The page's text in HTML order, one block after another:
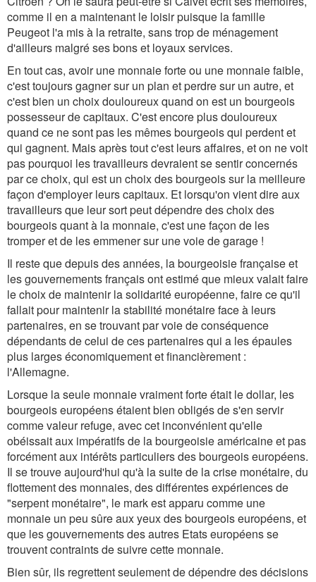
comme il en a maintenant le loisir puisque la famille
Peugeot l'a mis à la retraite, sans trop de ménagement
d'ailleurs malgré ses bons et loyaux services.
En tout cas, avoir une monnaie forte ou une monnaie faible,
c'est toujours gagner sur un plan et perdre sur un autre, et
c'est bien un choix douloureux quand on est un bourgeois
possesseur de capitaux. C'est encore plus douloureux
quand ce ne sont pas les mêmes bourgeois qui perdent et
qui gagnent. Mais après tout c'est leurs affaires, et on ne voit
pas pourquoi les travailleurs devraient se sentir concernés
par ce choix, qui est un choix des bourgeois sur la meilleure
façon d'employer leurs capitaux. Et lorsqu'on vient dire aux
travailleurs que leur sort peut dépendre des choix des
bourgeois quant à la monnaie, c'est une façon de les
tromper et de les emmener sur une voie de garage !
Il reste que depuis des années, la bourgeoisie française et
les gouvernements français ont estimé que mieux valait faire
le choix de maintenir la solidarité européenne, faire ce qu'il
fallait pour maintenir la stabilité monétaire face à leurs
partenaires, en se trouvant par voie de conséquence
dépendants de celui de ces partenaires qui a les épaules
plus larges économiquement et financièrement :
l'Allemagne.
Lorsque la seule monnaie vraiment forte était le dollar, les
bourgeois européens étaient bien obligés de s'en servir
comme valeur refuge, avec cet inconvénient qu'elle
obéissait aux impératifs de la bourgeoisie américaine et pas
forcément aux intérêts particuliers des bourgeois européens.
Il se trouve aujourd'hui qu'à la suite de la crise monétaire, du
flottement des monnaies, des différentes expériences de
"serpent monétaire", le mark est apparu comme une
monnaie un peu sûre aux yeux des bourgeois européens, et
que les gouvernements des autres Etats européens se
trouvent contraints de suivre cette monnaie.
Bien sûr, ils regrettent seulement de dépendre des décisions